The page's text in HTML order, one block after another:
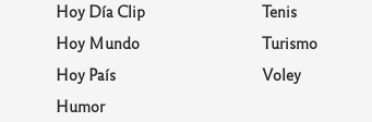
Hoy Día Clip
Hoy Mundo
Hoy País
Humor
Tenis
Turismo
Voley